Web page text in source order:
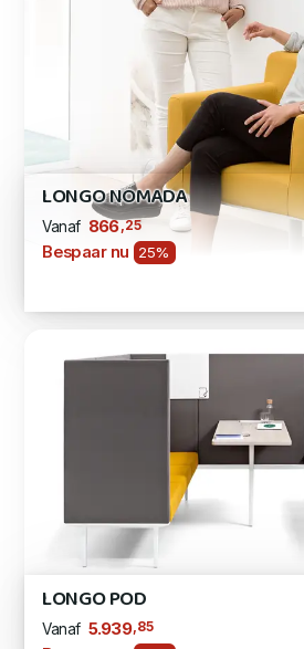
LONGO NOMADA
Vanaf 866,25
Bespaar nu 25%
LONGO POD
Vanaf 5.939,85